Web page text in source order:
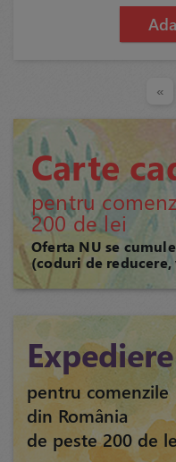
«
Carte
pentru
200 de lei
Oferta NU se
(coduri de
pentru comenzile
din România
de peste 200 de